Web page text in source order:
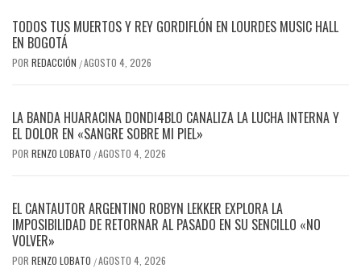
TODOS TUS MUERTOS Y REY GORDIFLÓN EN LOURDES MUSIC HALL
EN BOGOTÁ
POR REDACCIÓN /AGOSTO 4, 2026
LA BANDA HUARACINA DONDI4BLO CANALIZA LA LUCHA INTERNA Y
EL DOLOR EN «SANGRE SOBRE MI PIEL»
POR RENZO LOBATO /AGOSTO 4, 2026
EL CANTAUTOR ARGENTINO ROBYN LEKKER EXPLORA LA
IMPOSIBILIDAD DE RETORNAR AL PASADO EN SU SENCILLO «NO
VOLVER»
POR RENZO LOBATO /AGOSTO 4, 2026